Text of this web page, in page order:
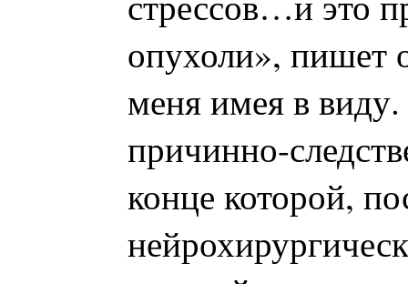
опухоли», пишет
меня имея в
причинно-
конце которой,